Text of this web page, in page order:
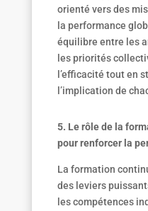
orienté vers des
la performance
équilibre entre les
les priorités
l’efficacité tout en
l’implication de
5. Le rôle de la
pour renforcer la
La formation
des leviers
les compétences